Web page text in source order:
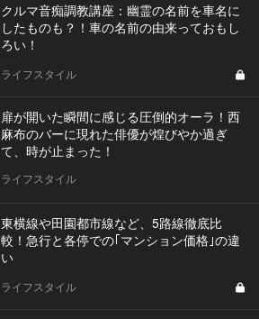
クルマ音痴調教講座：幽霊の名前を車名に
したものも？！車の名前の由来っておもし
ろい！
ライフスタイル
扉が開いた瞬間に感じる圧倒的オーラ！西
麻布のバーに現れた俳優が煌びやか過ぎ
て、時が止まった！
ライフスタイル
東横線や田園都市線など、5路線徹底比
較！急行と各停での｢マンション価格｣の違
い
ライフスタイル